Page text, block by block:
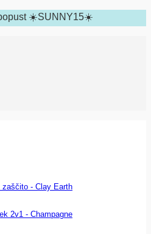
☀️SUNNY15☀️
- Clay Earth
2v1 - Champagne